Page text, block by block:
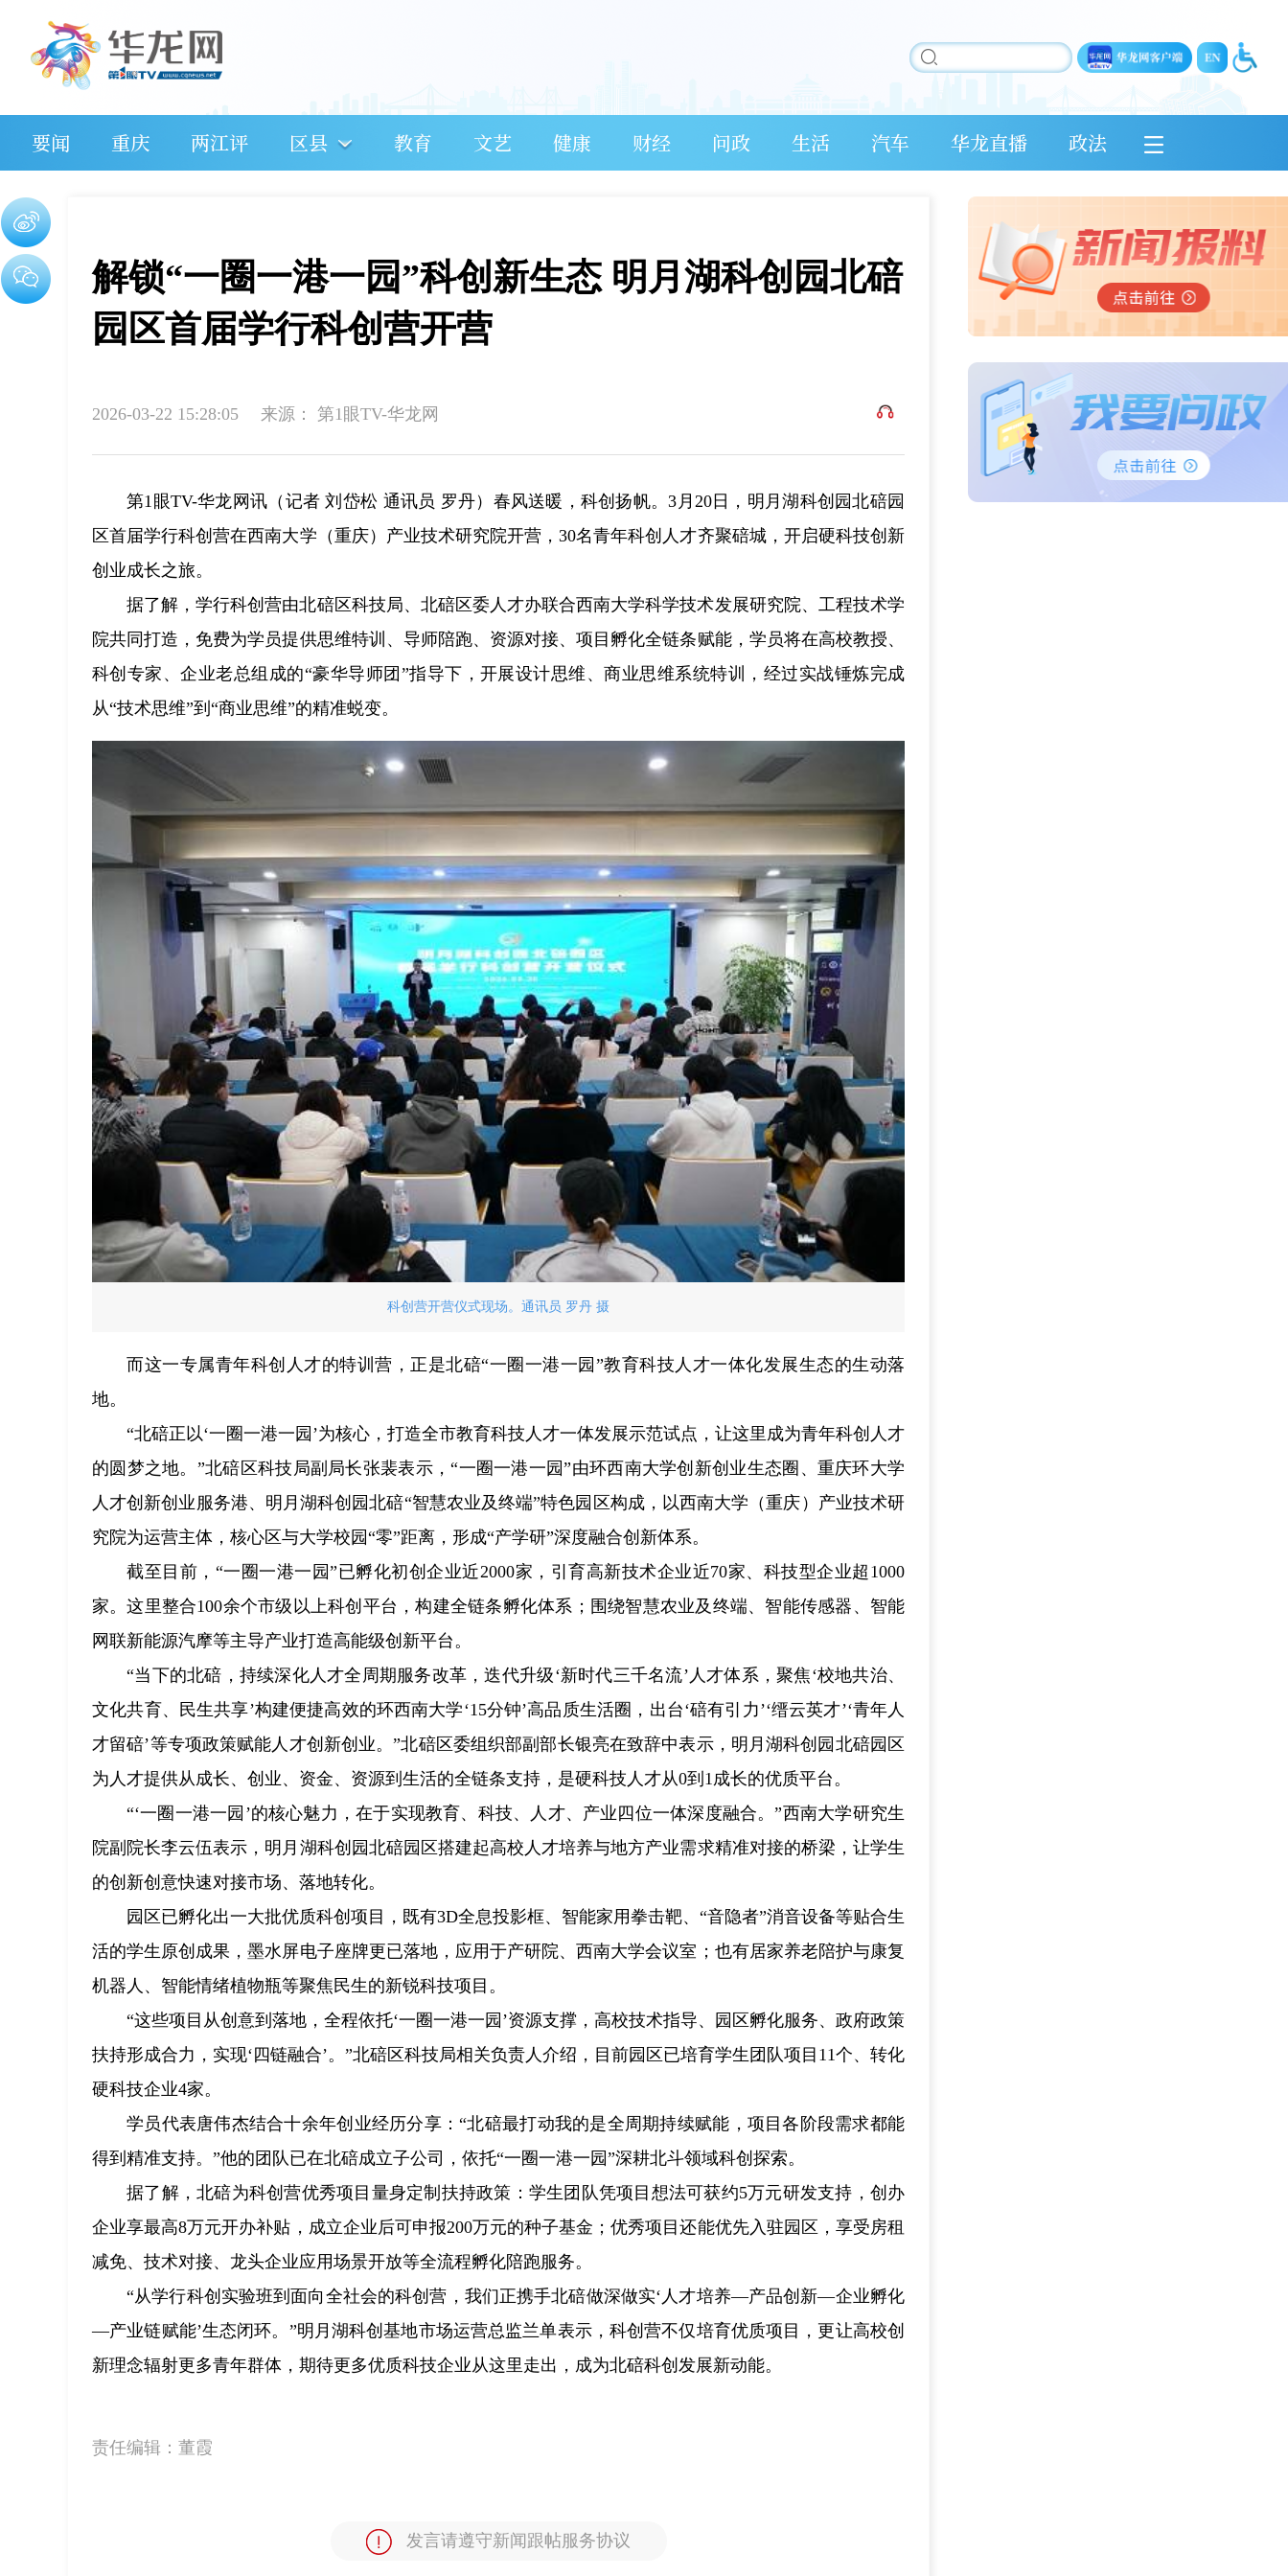
要闻 重庆 两江评 区县 教育 文艺 健康 财经 问政 生活 汽车 华龙直播 政法
解锁“一圈一港一园”科创新生态 明月湖科创园北碚
园区首届学行科创营开营
2026-03-22 15:28:05 来源： 第1眼TV-华龙网
第1眼TV-华龙网讯（记者 刘岱松 通讯员 罗丹）春风送暖，科创扬帆。3月20日，明月湖科创园北碚园
区首届学行科创营在西南大学（重庆）产业技术研究院开营，30名青年科创人才齐聚碚城，开启硬科技创新
创业成长之旅。
据了解，学行科创营由北碚区科技局、北碚区委人才办联合西南大学科学技术发展研究院、工程技术学
院共同打造，免费为学员提供思维特训、导师陪跑、资源对接、项目孵化全链条赋能，学员将在高校教授、
科创专家、企业老总组成的“豪华导师团”指导下，开展设计思维、商业思维系统特训，经过实战锤炼完成
从“技术思维”到“商业思维”的精准蜕变。
科创营开营仪式现场。通讯员 罗丹 摄
而这一专属青年科创人才的特训营，正是北碚“一圈一港一园”教育科技人才一体化发展生态的生动落
地。
“北碚正以‘一圈一港一园’为核心，打造全市教育科技人才一体发展示范试点，让这里成为青年科创人才
的圆梦之地。”北碚区科技局副局长张裴表示，“一圈一港一园”由环西南大学创新创业生态圈、重庆环大学
人才创新创业服务港、明月湖科创园北碚“智慧农业及终端”特色园区构成，以西南大学（重庆）产业技术研
究院为运营主体，核心区与大学校园“零”距离，形成“产学研”深度融合创新体系。
截至目前，“一圈一港一园”已孵化初创企业近2000家，引育高新技术企业近70家、科技型企业超1000
家。这里整合100余个市级以上科创平台，构建全链条孵化体系；围绕智慧农业及终端、智能传感器、智能
网联新能源汽摩等主导产业打造高能级创新平台。
“当下的北碚，持续深化人才全周期服务改革，迭代升级‘新时代三千名流’人才体系，聚焦‘校地共治、
文化共育、民生共享’构建便捷高效的环西南大学‘15分钟’高品质生活圈，出台‘碚有引力’‘缙云英才’‘青年人
才留碚’等专项政策赋能人才创新创业。”北碚区委组织部副部长银亮在致辞中表示，明月湖科创园北碚园区
为人才提供从成长、创业、资金、资源到生活的全链条支持，是硬科技人才从0到1成长的优质平台。
“‘一圈一港一园’的核心魅力，在于实现教育、科技、人才、产业四位一体深度融合。”西南大学研究生
院副院长李云伍表示，明月湖科创园北碚园区搭建起高校人才培养与地方产业需求精准对接的桥梁，让学生
的创新创意快速对接市场、落地转化。
园区已孵化出一大批优质科创项目，既有3D全息投影框、智能家用拳击靶、“音隐者”消音设备等贴合生
活的学生原创成果，墨水屏电子座牌更已落地，应用于产研院、西南大学会议室；也有居家养老陪护与康复
机器人、智能情绪植物瓶等聚焦民生的新锐科技项目。
“这些项目从创意到落地，全程依托‘一圈一港一园’资源支撑，高校技术指导、园区孵化服务、政府政策
扶持形成合力，实现‘四链融合’。”北碚区科技局相关负责人介绍，目前园区已培育学生团队项目11个、转化
硬科技企业4家。
学员代表唐伟杰结合十余年创业经历分享：“北碚最打动我的是全周期持续赋能，项目各阶段需求都能
得到精准支持。”他的团队已在北碚成立子公司，依托“一圈一港一园”深耕北斗领域科创探索。
据了解，北碚为科创营优秀项目量身定制扶持政策：学生团队凭项目想法可获约5万元研发支持，创办
企业享最高8万元开办补贴，成立企业后可申报200万元的种子基金；优秀项目还能优先入驻园区，享受房租
减免、技术对接、龙头企业应用场景开放等全流程孵化陪跑服务。
“从学行科创实验班到面向全社会的科创营，我们正携手北碚做深做实‘人才培养—产品创新—企业孵化
—产业链赋能’生态闭环。”明月湖科创基地市场运营总监兰单表示，科创营不仅培育优质项目，更让高校创
新理念辐射更多青年群体，期待更多优质科技企业从这里走出，成为北碚科创发展新动能。
责任编辑： 董霞
发言请遵守新闻跟帖服务协议